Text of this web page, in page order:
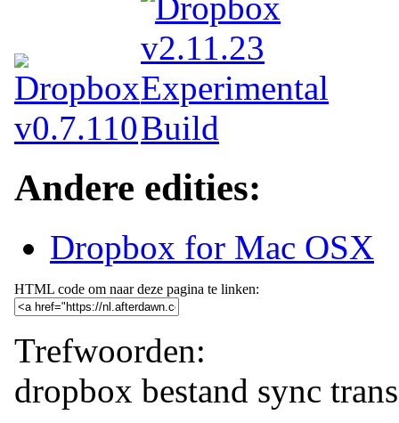
Andere edities:
Dropbox for Mac OSX
HTML code om naar deze pagina te linken:
Trefwoorden:
dropbox bestand sync